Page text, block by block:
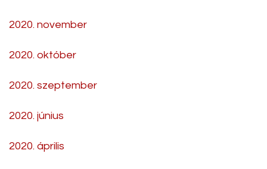
2020. november
2020. október
2020. szeptember
2020. június
2020. április